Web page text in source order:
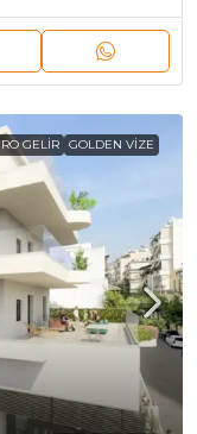
GELIR GOLDEN VIZE